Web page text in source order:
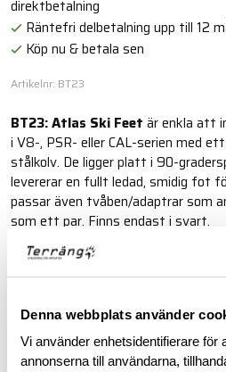
Denna webbplats använder
Vi använder enhetsidentifierare för
annonserna till användarna,
direktbetalning
Räntefri delbetalning upp till 12
Köp nu & betala sen
Artikelnr: BT23
BT23: Atlas Ski Feet är enkla att
i V8-, PSR- eller CAL-serien med
stålkolv. De ligger platt i 90-
levererar en fullt ledad, smidig fot
passar även tvåben/adaptrar som
som ett par. Finns endast i svart.
Läs mer
BESKRIVNING